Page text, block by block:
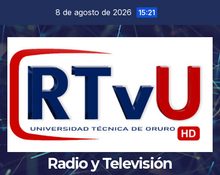
contenido
8 de agosto de 2026 15:21
Radio y Televisión